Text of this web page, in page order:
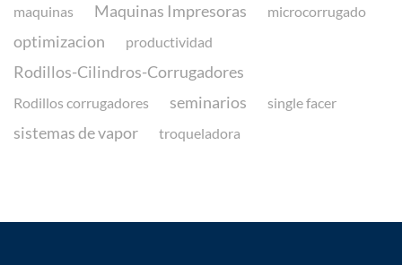
maquinas Maquinas Impresoras microcorrugado
optimizacion productividad
Rodillos-Cilindros-Corrugadores
Rodillos corrugadores seminarios single facer
sistemas de vapor troqueladora